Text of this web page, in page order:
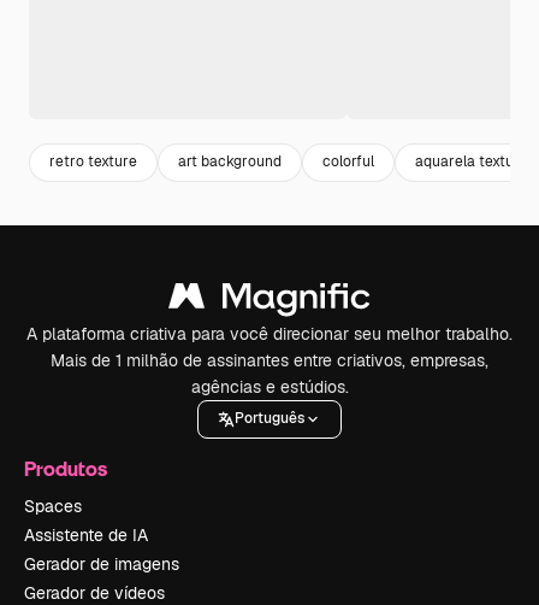
retro texture art background colorful aquarela textura
A plataforma criativa para você direcionar seu melhor trabalho.
Mais de 1 milhão de assinantes entre criativos, empresas,
agências e estúdios.
Português
Produtos
Spaces
Assistente de IA
Gerador de imagens
Gerador de vídeos